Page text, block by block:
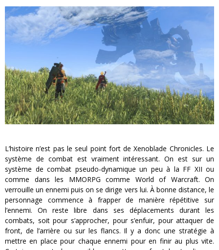
L’histoire n’est pas le seul point fort de Xenoblade Chronicles. Le
système de combat est vraiment intéressant. On est sur un
système de combat pseudo-dynamique un peu à la FF XII ou
comme dans les MMORPG comme World of Warcraft. On
verrouille un ennemi puis on se dirige vers lui. À bonne distance, le
personnage commence à frapper de manière répétitive sur
l’ennemi. On reste libre dans ses déplacements durant les
combats, soit pour s’approcher, pour s’enfuir, pour attaquer de
front, de l’arrière ou sur les flancs. Il y a donc une stratégie à
mettre en place pour chaque ennemi pour en finir au plus vite.